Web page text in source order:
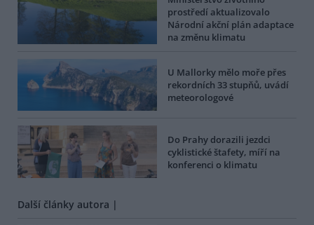
prostředí aktualizovalo
Národní akční plán adaptace
na změnu klimatu
U Mallorky mělo moře přes
rekordních 33 stupňů, uvádí
meteorologové
Do Prahy dorazili jezdci
cyklistické štafety, míří na
konferenci o klimatu
Další články autora |